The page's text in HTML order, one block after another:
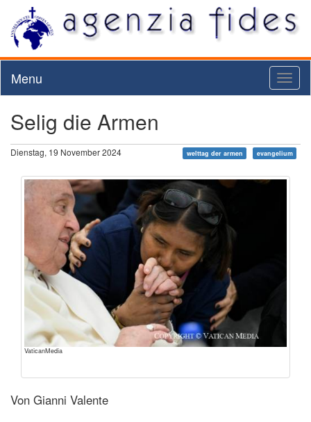
Menu
Selig die Armen
Dienstag, 19 November 2024 welttag der armen evangelium
VaticanMedia
Von Gianni Valente